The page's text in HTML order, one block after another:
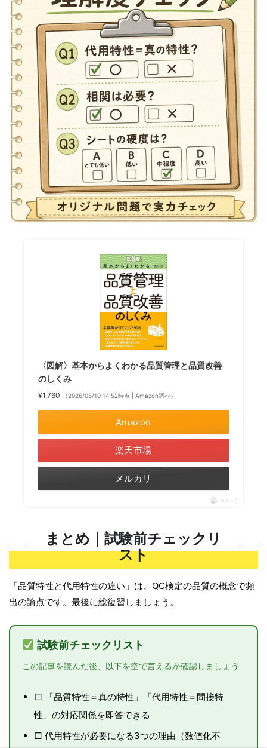
〈図解〉基本からよくわかる品質管理と品質改善
のしくみ
¥1,760 （2026/05/10 14:52時点 | Amazon調べ）
Amazon
楽天市場
メルカリ
ポチップ
まとめ｜試験前チェックリ
スト
「品質特性と代用特性の違い」は、QC検定の品質の概念で頻
出の論点です。最後に総復習しましょう。
試験前チェックリスト
この記事を読んだ後、以下を空で言えるか確認しましょう
□ 「品質特性＝真の特性」「代用特性＝間接特
性」の対応関係を即答できる
□ 代用特性が必要になる3つの理由（数値化不